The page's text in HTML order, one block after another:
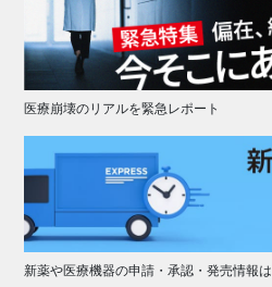
医療崩壊のリアルを緊急レポート
新薬や医療機器の申請・承認・発売情報は